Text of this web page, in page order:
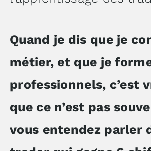
Quand je dis que je
métier, et que je
professionnels, c’est
que ce n’est pas
vous entendez parler